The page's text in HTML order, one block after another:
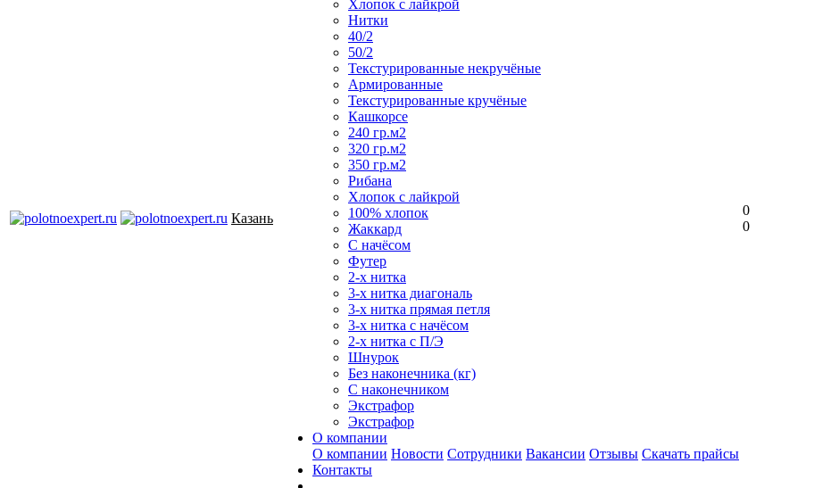
Казань
Хлопок с лайкрой
Нитки
40/2
50/2
Текстурированные некручёные
Армированные
Текстурированные кручёные
Кашкорсе
240 гр.м2
320 гр.м2
350 гр.м2
Рибана
Хлопок с лайкрой
100% хлопок
Жаккард
С начёсом
Футер
2-х нитка
3-х нитка диагональ
3-х нитка прямая петля
3-х нитка с начёсом
2-х нитка с П/Э
Шнурок
Без наконечника (кг)
С наконечником
Экстрафор
Экстрафор
О компании
О компании Новости Сотрудники Вакансии Отзывы Скачать прайсы
Контакты
0
0